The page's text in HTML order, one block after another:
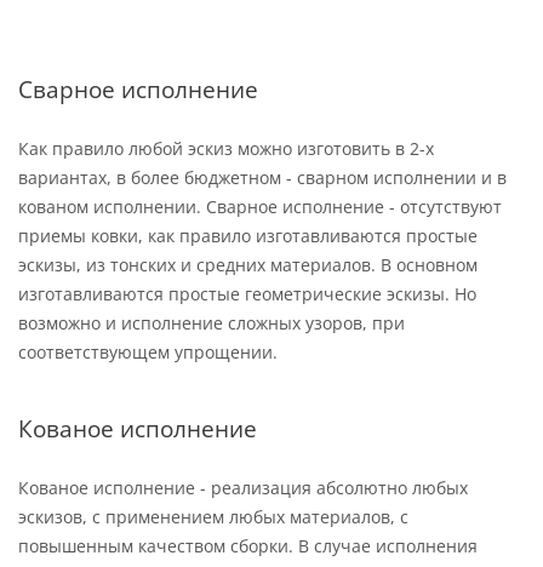
Сварное исполнение
Как правило любой эскиз можно изготовить в 2-х
вариантах, в более бюджетном - сварном исполнении и в
кованом исполнении. Сварное исполнение - отсутствуют
приемы ковки, как правило изготавливаются простые
эскизы, из тонских и средних материалов. В основном
изготавливаются простые геометрические эскизы. Но
возможно и исполнение сложных узоров, при
соответствующем упрощении.
Кованое исполнение
Кованое исполнение - реализация абсолютно любых
эскизов, с применением любых материалов, с
повышенным качеством сборки. В случае исполнения